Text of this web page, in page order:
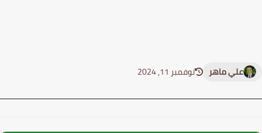
علي ماهر نوفمبر 11, 2024